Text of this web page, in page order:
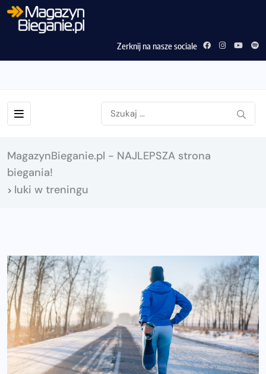
Zerknij na nasze sociale
MagazynBieganie.pl - NAJLEPSZA strona
biegania!
> luki w treningu